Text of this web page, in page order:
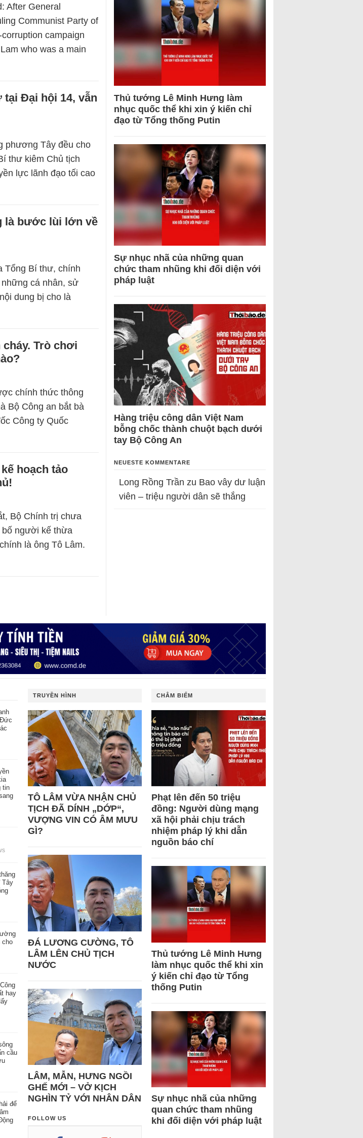
After General
Communist Party of
campaign
who was a main
tại Đại hội 14, vẫn
phương Tây đều cho
thư kiêm Chủ tịch
lực lãnh đạo tối cao
là bước lùi lớn về
Tổng Bí thư, chính
cá nhân, sử
dung bị cho là
cháy. Trò chơi
chính thức thông
Bộ Công an bắt bà
Công ty Quốc
hoạch tảo
Bộ Chính trị chưa
bố người kế thừa
là ông Tô Lâm.
Thủ tướng Lê Minh Hưng làm
nhục quốc thể khi xin ý kiến chỉ
đạo từ Tổng thống Putin
Sự nhục nhã của những quan
chức tham nhũng khi đối diện với
pháp luật
Hàng triệu công dân Việt Nam
bỗng chốc thành chuột bạch dưới
tay Bộ Công An
NEUESTE KOMMENTARE
Long Rồng Trần zu Bao vây dư luận
viên – triệu người dân sẽ thắng
tin
Tây
cho
hay
cầu
để
TRUYỀN HÌNH
TÔ LÂM VỪA NHẬN CHỦ
TỊCH ĐÃ DÍNH „DỚP“,
VƯỢNG VIN CÓ ÂM MƯU
GÌ?
ĐÁ LƯƠNG CƯỜNG, TÔ
LÂM LÊN CHỦ TỊCH
NƯỚC
LÂM, MẪN, HƯNG NGỒI
GHẾ MỚI – VỞ KỊCH
NGHÌN TỶ VỚI NHÂN DÂN
FOLLOW US
CHÂM BIẾM
Phạt lên đến 50 triệu
đồng: Người dùng mạng
xã hội phải chịu trách
nhiệm pháp lý khi dẫn
nguồn báo chí
Thủ tướng Lê Minh Hưng
làm nhục quốc thể khi xin
ý kiến chỉ đạo từ Tổng
thống Putin
Sự nhục nhã của những
quan chức tham nhũng
khi đối diện với pháp luật